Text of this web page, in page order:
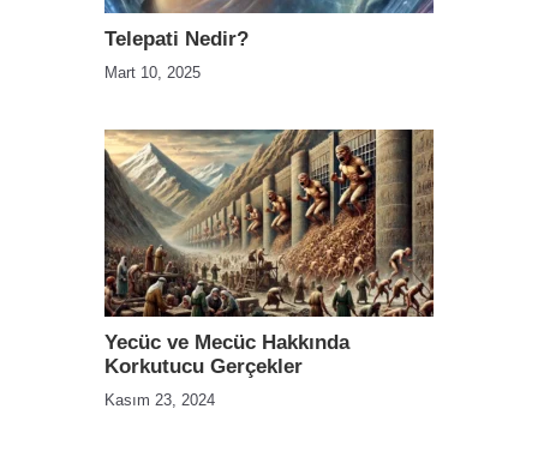
Telepati Nedir?
Mart 10, 2025
Yecüc ve Mecüc Hakkında
Korkutucu Gerçekler
Kasım 23, 2024